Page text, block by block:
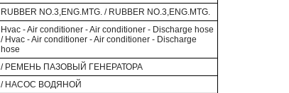
RUBBER NO.3,ENG.MTG. / RUBBER NO.3,ENG.MTG.
Hvac - Air conditioner - Air conditioner - Discharge hose
/ Hvac - Air conditioner - Air conditioner - Discharge
hose
/ РЕМЕНЬ ПАЗОВЫЙ ГЕНЕРАТОРА
/ НАСОС ВОДЯНОЙ